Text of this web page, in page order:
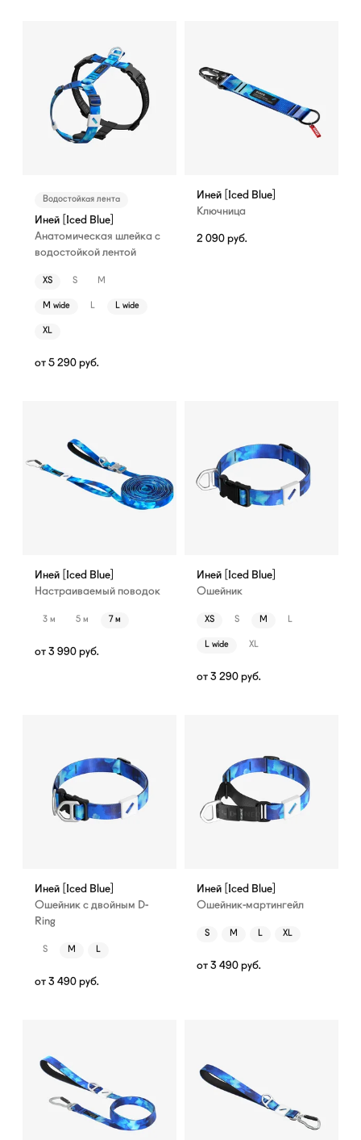
Водостойкая лента
Иней [Iced Blue]
Анатомическая шлейка с
водостойкой лентой
XS S M
M wide L L wide
XL
от 5 290 руб.
Иней [Iced Blue]
Ключница
2 090 руб.
Иней [Iced Blue]
Настраиваемый поводок
3 м 5 м 7 м
от 3 990 руб.
Иней [Iced Blue]
Ошейник
XS S M L
L wide XL
от 3 290 руб.
Иней [Iced Blue]
Ошейник с двойным D-
Ring
S M L
от 3 490 руб.
Иней [Iced Blue]
Ошейник-мартингейл
S M L XL
от 3 490 руб.